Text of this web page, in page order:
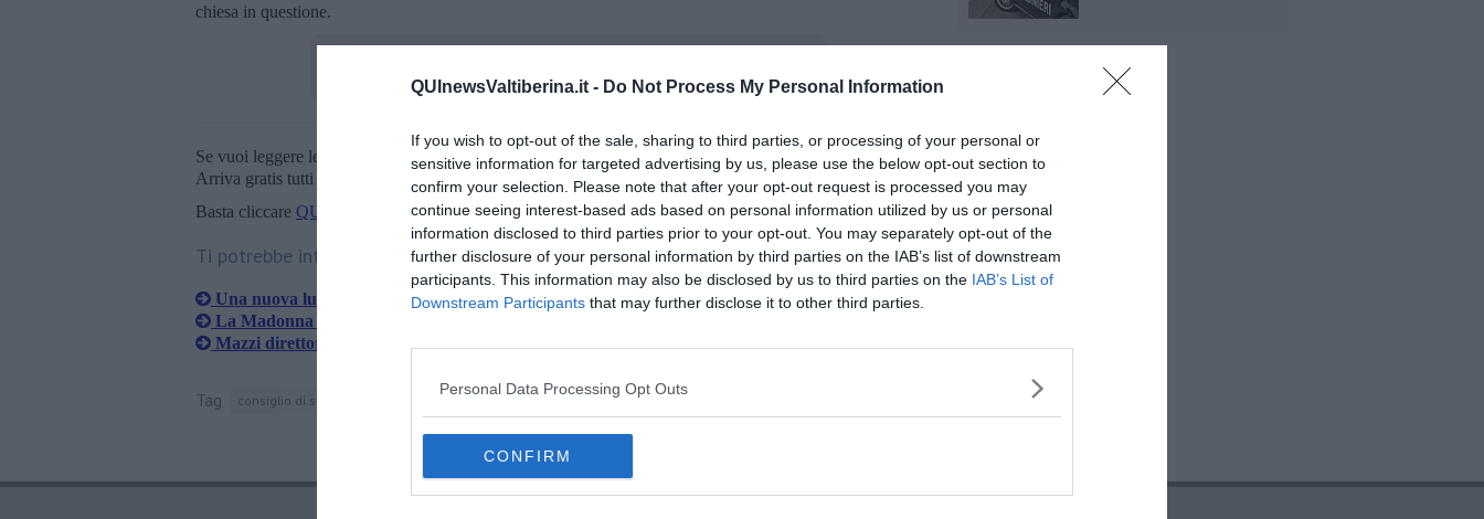
QUInewsValtiberina.it - Do Not Process My Personal Information
If you wish to opt-out of the sale, sharing to third parties, or processing of your personal or
sensitive information for targeted advertising by us, please use the below opt-out section to
confirm your selection. Please note that after your opt-out request is processed you may
continue seeing interest-based ads based on personal information utilized by us or personal
information disclosed to third parties prior to your opt-out. You may separately opt-out of the
further disclosure of your personal information by third parties on the IAB’s list of downstream
participants. This information may also be disclosed by us to third parties on the IAB’s List of
Downstream Participants that may further disclose it to other third parties.
Personal Data Processing Opt Outs
CONFIRM
chiesa in questione.
Se vuoi leggere le notizie principali della Toscana iscriviti alla
Newsletter QUInews - ToscanaMedia.
Arriva gratis tutti i giorni alle 20:00 direttamente nella tua casella di posta.
Basta cliccare QUI
Ti potrebbe interessare anche:
Una nuova luce per la Madonna del Parto
La Madonna del Parto torna a splendere
Mazzi direttore dei Musei della Madonna del Parto
Tag consiglio di stato piero della francesca